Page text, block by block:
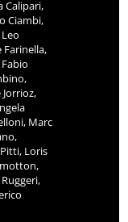
Calipari,
Ciambi,
Farinella,
Marc
Loris